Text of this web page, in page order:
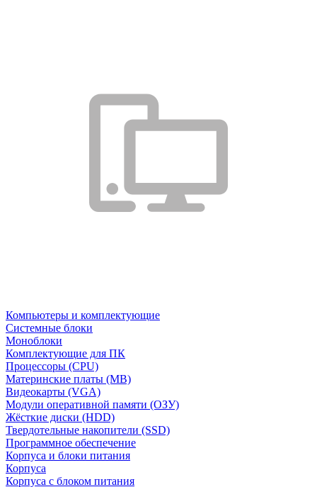
Компьютеры и комплектующие
Системные блоки
Моноблоки
Комплектующие для ПК
Процессоры (CPU)
Материнские платы (MB)
Видеокарты (VGA)
Модули оперативной памяти (ОЗУ)
Жёсткие диски (HDD)
Твердотельные накопители (SSD)
Программное обеспечение
Корпуса и блоки питания
Корпуса
Корпуса с блоком питания